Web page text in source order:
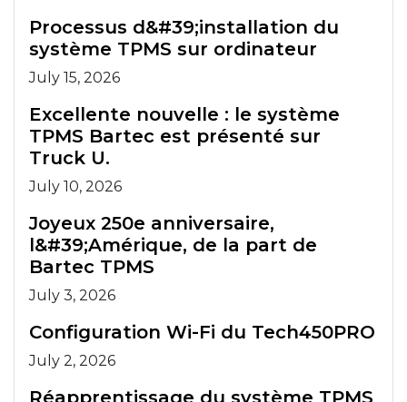
Processus d&#39;installation du
système TPMS sur ordinateur
July 15, 2026
Excellente nouvelle : le système
TPMS Bartec est présenté sur
Truck U.
July 10, 2026
Joyeux 250e anniversaire,
l&#39;Amérique, de la part de
Bartec TPMS
July 3, 2026
Configuration Wi-Fi du Tech450PRO
July 2, 2026
Réapprentissage du système TPMS